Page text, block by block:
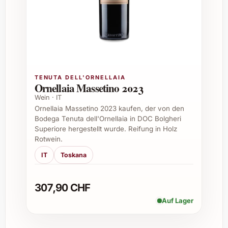
Wie lange ist Lustau Fino La Ina nach dem Öffnen
innerhalb von 2-3 Tagen zu konsumieren,
um den frischen Geschmack zu
geniessen.
Ist Lustau Fino La Ina vegan?
ohne tierische Hilfsmittel hergestellt und
ist somit für Veganer geeignet.
TENUTA DELL'ORNELLAIA
Ornellaia Massetino 2023
Wein · IT
Ornellaia Massetino 2023 kaufen, der von den
Bodega Tenuta dell'Ornellaia in DOC Bolgheri
Superiore hergestellt wurde. Reifung in Holz
Rotwein.
IT Toskana
307,90 CHF
Auf Lager